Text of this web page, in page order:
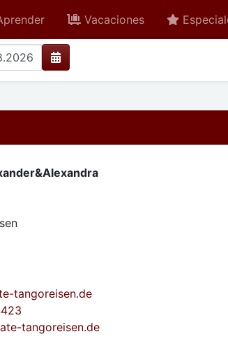
Vacaciones
tangoreisen.de
tangoreisen.de